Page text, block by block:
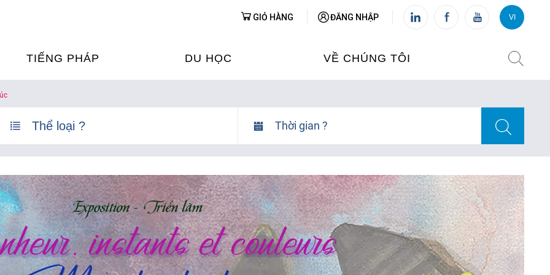
TIẾNG PHÁP
TIẾNG PHÁP
TIẾNG PHÁP NGAY TẠI
TIẾNG PHÁP
TÁC TIẾNG PHÁP
DU HỌC
FRANCE ALUMNI VIỆT NAM
VỀ CHÚNG TÔI
CHI NHÁNH: HUẾ
CHI NHÁNH: ĐÀ NẴNG
CHI NHÁNH: TPHCM
GIỎ HÀNG ĐĂNG NHẬP VI
VI FR
Thời gian ?